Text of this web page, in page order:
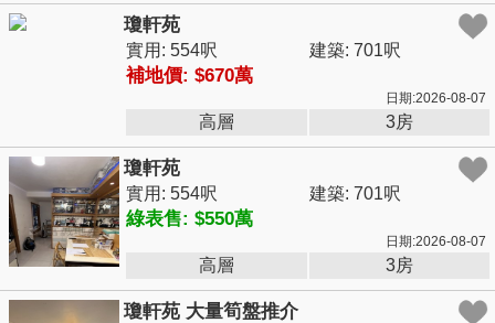
瓊軒苑
實用: 554呎 建築: 701呎
補地價: $670萬
日期:2026-08-07
高層 3房
瓊軒苑
實用: 554呎 建築: 701呎
綠表售: $550萬
日期:2026-08-07
高層 3房
瓊軒苑 大量筍盤推介